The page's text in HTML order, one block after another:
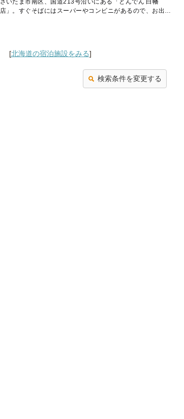
さいたま市南区、国道213号沿いにある「とんでん 白幡
店」。すぐそばにはスーパーやコンビニがあるので、お出か
[北海道の宿泊施設をみる]
検索条件を変更する